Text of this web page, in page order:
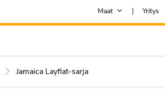
Maat Yritys
Jamaica Layflat-sarja